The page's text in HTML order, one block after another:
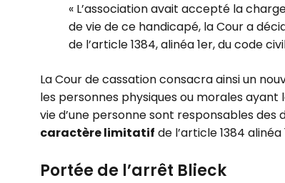
« L’association avait accepté la
de vie de ce handicapé, la Cour a
de l’article 1384, alinéa 1er, du code
La Cour de cassation consacra ainsi un
les personnes physiques ou morales
vie d’une personne sont responsables
caractère limitatif de l’article 1384 alinéa
Portée de l’arrêt Blieck